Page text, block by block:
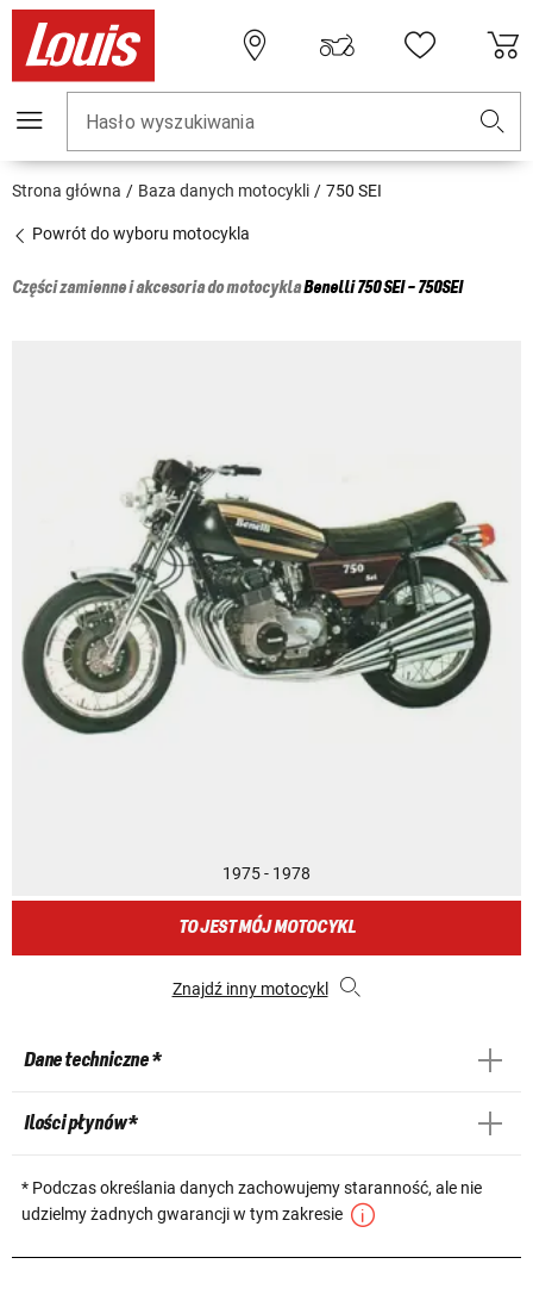
Hasło wyszukiwania
Strona główna Baza danych motocykli 750 SEI
Powrót do wyboru motocykla
Części zamienne i akcesoria do motocyklaBenelli750 SEI - 750SEI
1975 - 1978
TO JEST MÓJ MOTOCYKL
Znajdź inny motocykl
Dane techniczne *
Ilości płynów *
* Podczas określania danych zachowujemy staranność, ale nie
udzielmy żadnych gwarancji w tym zakresie